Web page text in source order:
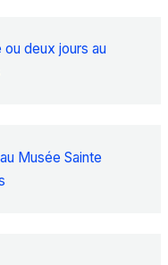
ou deux jours au
Musée Sainte